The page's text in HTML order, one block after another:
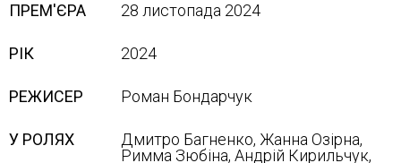
ПРЕМ'ЄРА 28 листопада 2024
РІК 2024
РЕЖИСЕР Роман Бондарчук
У РОЛЯХ
Дмитро Багненко, Жанна Озірна,
Римма Зюбіна, Андрій Кирильчук,